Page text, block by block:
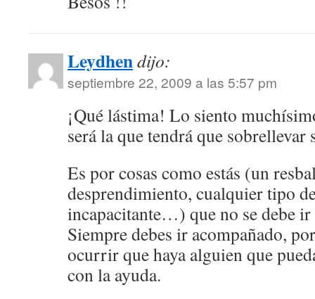
Leydhendijo:
septiembre 22, 2009 a las 5:57 pm
¡Qué lástima! Lo siento
será la que tendrá que
Es por cosas como estás (un
desprendimiento, cualquier tipo
incapacitante…) que no se debe
Siempre debes ir acompañado,
ocurrir que haya alguien que
con la ayuda.